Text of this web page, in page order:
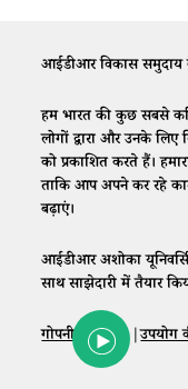
आईडीआर विकास समुदाय
हम भारत की कुछ सबसे
लोगों द्वारा और उनके
को प्रकाशित करते हैं।
ताकि आप अपने कर रहे
बढ़ाएं।
आईडीआर अशोका
साथ साझेदारी में तैयार
गोपनीयता नीति |उपयोग